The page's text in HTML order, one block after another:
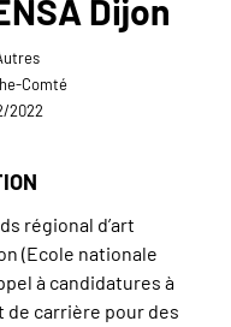
Dijon
Comté
2022
régional d’art
(Ecole nationale
à candidatures à
de carrière pour des